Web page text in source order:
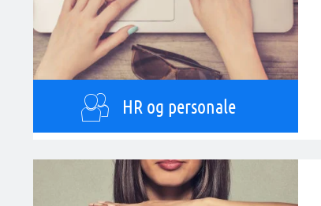
HR og personale